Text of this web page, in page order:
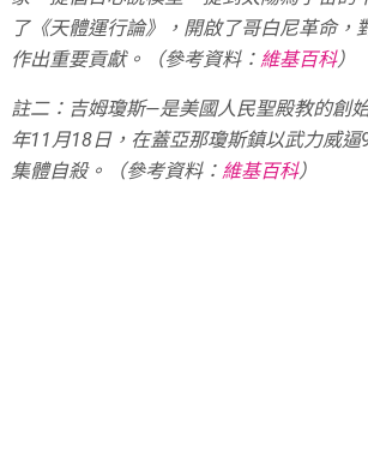
了《天體運行論》，開啟了哥白尼革命，
作出重要貢獻。（參考資料： 維基百科）
註二：吉姆瓊斯—是美國人民聖殿教的創
年11月18日，在蓋亞那瓊斯鎮以武力威
集體自殺。（參考資料： 維基百科）